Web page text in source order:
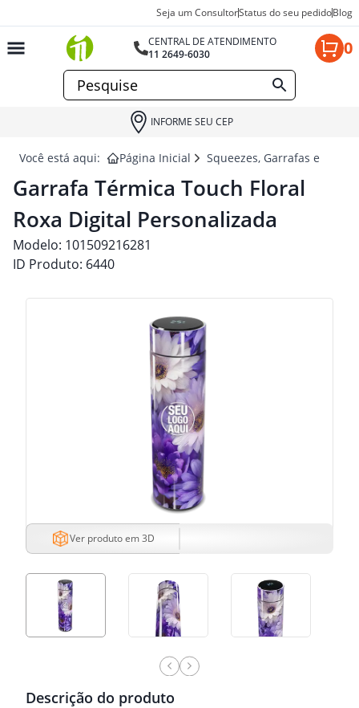
Seja um ConsultorStatus do seu pedidoBlog
CENTRAL DE ATENDIMENTO
11 2649-6030
0
INFORME SEU CEP
Você está aqui: Página Inicial Squeezes, Garrafas e
Garrafa Térmica Touch Floral
Roxa Digital Personalizada
Modelo: 101509216281
ID Produto: 6440
Ver produto em 3D
Descrição do produto